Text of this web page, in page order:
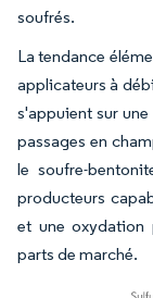
soufrés.
La tendance
applicateurs à
s'appuient sur
passages en
le soufre-
producteurs
et une oxydation
parts de marché.